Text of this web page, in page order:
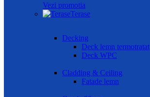
Vezi promotia
Terase
Decking
Deck lemn termotratat
Deck WPC
Cladding & Ceiling
Fatade lemn